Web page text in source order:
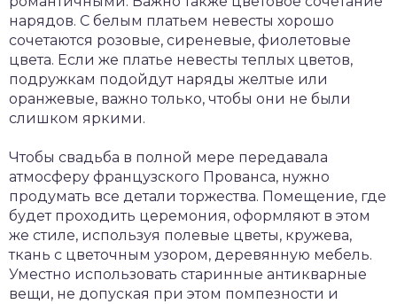
нарядов. С белым платьем невесты хорошо
сочетаются розовые, сиреневые, фиолетовые
цвета. Если же платье невесты теплых цветов,
подружкам подойдут наряды желтые или
оранжевые, важно только, чтобы они не были
слишком яркими.
Чтобы свадьба в полной мере передавала
атмосферу французского Прованса, нужно
продумать все детали торжества. Помещение, где
будет проходить церемония, оформляют в этом
же стиле, используя полевые цветы, кружева,
ткань с цветочным узором, деревянную мебель.
Уместно использовать старинные антикварные
вещи, не допуская при этом помпезности и